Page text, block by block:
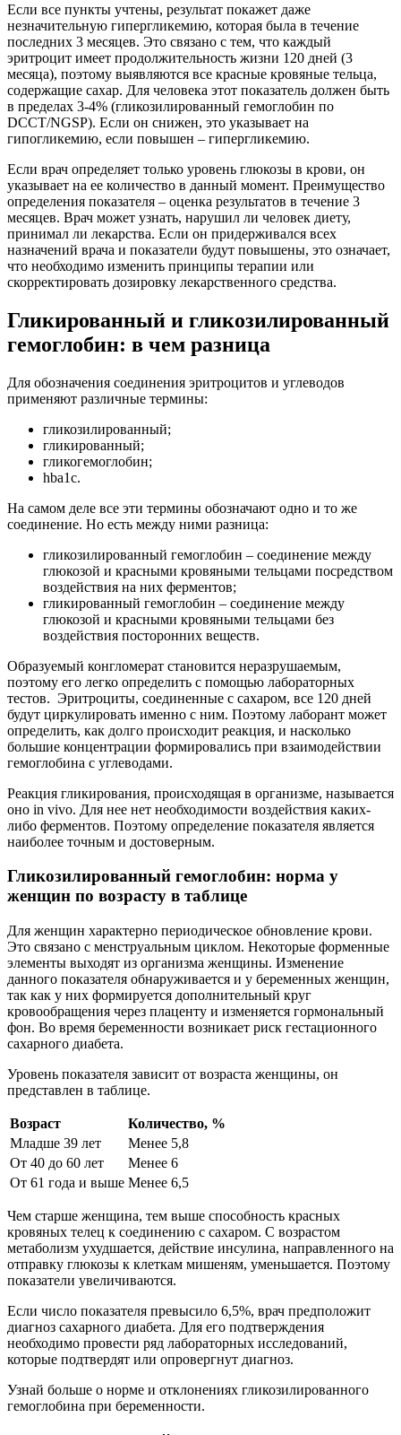
Если все пункты учтены, результат покажет даже
незначительную гипергликемию, которая была в течение
последних 3 месяцев. Это связано с тем, что каждый
эритроцит имеет продолжительность жизни 120 дней (3
месяца), поэтому выявляются все красные кровяные тельца,
содержащие сахар. Для человека этот показатель должен быть
в пределах 3-4% (гликозилированный гемоглобин по
DCCT/NGSP). Если он снижен, это указывает на
гипогликемию, если повышен – гипергликемию.
Если врач определяет только уровень глюкозы в крови, он
указывает на ее количество в данный момент. Преимущество
определения показателя – оценка результатов в течение 3
месяцев. Врач может узнать, нарушил ли человек диету,
принимал ли лекарства. Если он придерживался всех
назначений врача и показатели будут повышены, это означает,
что необходимо изменить принципы терапии или
скорректировать дозировку лекарственного средства.
Гликированный и гликозилированный
гемоглобин: в чем разница
Для обозначения соединения эритроцитов и углеводов
применяют различные термины:
гликозилированный;
гликированный;
гликогемоглобин;
hba1c.
На самом деле все эти термины обозначают одно и то же
соединение. Но есть между ними разница:
гликозилированный гемоглобин – соединение между
глюкозой и красными кровяными тельцами посредством
воздействия на них ферментов;
гликированный гемоглобин – соединение между
глюкозой и красными кровяными тельцами без
воздействия посторонних веществ.
Образуемый конгломерат становится неразрушаемым,
поэтому его легко определить с помощью лабораторных
тестов. Эритроциты, соединенные с сахаром, все 120 дней
будут циркулировать именно с ним. Поэтому лаборант может
определить, как долго происходит реакция, и насколько
большие концентрации формировались при взаимодействии
гемоглобина с углеводами.
Реакция гликирования, происходящая в организме, называется
оно in vivo. Для нее нет необходимости воздействия каких-
либо ферментов. Поэтому определение показателя является
наиболее точным и достоверным.
Гликозилированный гемоглобин: норма у
женщин по возрасту в таблице
Для женщин характерно периодическое обновление крови.
Это связано с менструальным циклом. Некоторые форменные
элементы выходят из организма женщины. Изменение
данного показателя обнаруживается и у беременных женщин,
так как у них формируется дополнительный круг
кровообращения через плаценту и изменяется гормональный
фон. Во время беременности возникает риск гестационного
сахарного диабета.
Уровень показателя зависит от возраста женщины, он
представлен в таблице.
Возраст
Количество, %
Младше 39 лет
Менее 5,8
От 40 до 60 лет
Менее 6
От 61 года и выше Менее 6,5
Чем старше женщина, тем выше способность красных
кровяных телец к соединению с сахаром. С возрастом
метаболизм ухудшается, действие инсулина, направленного на
отправку глюкозы к клеткам мишеням, уменьшается. Поэтому
показатели увеличиваются.
Если число показателя превысило 6,5%, врач предположит
диагноз сахарного диабета. Для его подтверждения
необходимо провести ряд лабораторных исследований,
которые подтвердят или опровергнут диагноз.
Узнай больше о норме и отклонениях гликозилированного
гемоглобина при беременности.